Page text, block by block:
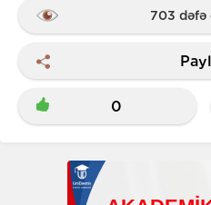
703 dəfə
0